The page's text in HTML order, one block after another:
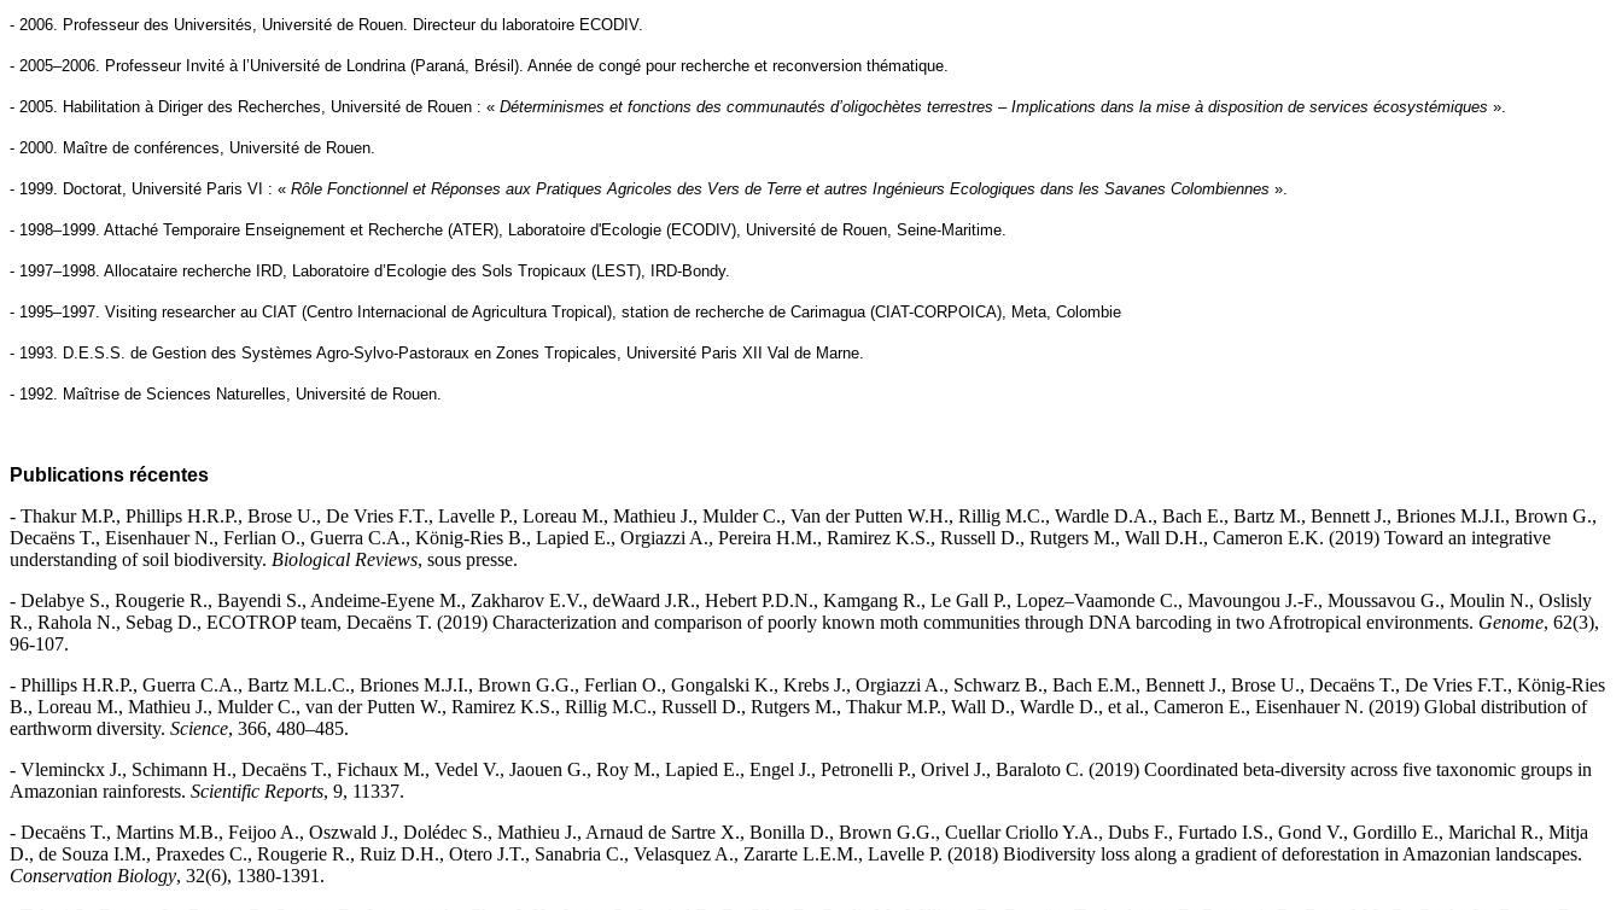
- 2006. Professeur des Universités, Université de Rouen. Directeur du laboratoire ECODIV.
- 2005–2006. Professeur Invité à l’Université de Londrina (Paraná, Brésil). Année de congé pour recherche et reconversion thématique.
- 2005. Habilitation à Diriger des Recherches, Université de Rouen : « Déterminismes et fonctions des communautés d’oligochètes terrestres – Implications dans la mise à disposition de services écosystémiques ».
- 2000. Maître de conférences, Université de Rouen.
- 1999. Doctorat, Université Paris VI : « Rôle Fonctionnel et Réponses aux Pratiques Agricoles des Vers de Terre et autres Ingénieurs Ecologiques dans les Savanes Colombiennes ».
- 1998–1999. Attaché Temporaire Enseignement et Recherche (ATER), Laboratoire d'Ecologie (ECODIV), Université de Rouen, Seine-Maritime.
- 1997–1998. Allocataire recherche IRD, Laboratoire d’Ecologie des Sols Tropicaux (LEST), IRD-Bondy.
- 1995–1997. Visiting researcher au CIAT (Centro Internacional de Agricultura Tropical), station de recherche de Carimagua (CIAT-CORPOICA), Meta, Colombie
- 1993. D.E.S.S. de Gestion des Systèmes Agro-Sylvo-Pastoraux en Zones Tropicales, Université Paris XII Val de Marne.
- 1992. Maîtrise de Sciences Naturelles, Université de Rouen.
Publications récentes
- Thakur M.P., Phillips H.R.P., Brose U., De Vries F.T., Lavelle P., Loreau M., Mathieu J., Mulder C., Van der Putten W.H., Rillig M.C., Wardle D.A., Bach E., Bartz M., Bennett J., Briones M.J.I., Brown G.,
Decaëns T., Eisenhauer N., Ferlian O., Guerra C.A., König-Ries B., Lapied E., Orgiazzi A., Pereira H.M., Ramirez K.S., Russell D., Rutgers M., Wall D.H., Cameron E.K. (2019) Toward an integrative
understanding of soil biodiversity. Biological Reviews, sous presse.
- Delabye S., Rougerie R., Bayendi S., Andeime-Eyene M., Zakharov E.V., deWaard J.R., Hebert P.D.N., Kamgang R., Le Gall P., Lopez–Vaamonde C., Mavoungou J.-F., Moussavou G., Moulin N., Oslisly
R., Rahola N., Sebag D., ECOTROP team, Decaëns T. (2019) Characterization and comparison of poorly known moth communities through DNA barcoding in two Afrotropical environments. Genome, 62(3),
96-107.
- Phillips H.R.P., Guerra C.A., Bartz M.L.C., Briones M.J.I., Brown G.G., Ferlian O., Gongalski K., Krebs J., Orgiazzi A., Schwarz B., Bach E.M., Bennett J., Brose U., Decaëns T., De Vries F.T., König-Ries
B., Loreau M., Mathieu J., Mulder C., van der Putten W., Ramirez K.S., Rillig M.C., Russell D., Rutgers M., Thakur M.P., Wall D., Wardle D., et al., Cameron E., Eisenhauer N. (2019) Global distribution of
earthworm diversity. Science, 366, 480–485.
- Vleminckx J., Schimann H., Decaëns T., Fichaux M., Vedel V., Jaouen G., Roy M., Lapied E., Engel J., Petronelli P., Orivel J., Baraloto C. (2019) Coordinated beta-diversity across five taxonomic groups in
Amazonian rainforests. Scientific Reports, 9, 11337.
- Decaëns T., Martins M.B., Feijoo A., Oszwald J., Dolédec S., Mathieu J., Arnaud de Sartre X., Bonilla D., Brown G.G., Cuellar Criollo Y.A., Dubs F., Furtado I.S., Gond V., Gordillo E., Marichal R., Mitja
D., de Souza I.M., Praxedes C., Rougerie R., Ruiz D.H., Otero J.T., Sanabria C., Velasquez A., Zararte L.E.M., Lavelle P. (2018) Biodiversity loss along a gradient of deforestation in Amazonian landscapes.
Conservation Biology, 32(6), 1380-1391.